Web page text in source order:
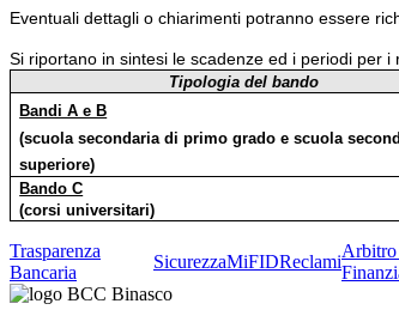
Eventuali dettagli o chiarimenti potranno essere
Si riportano in sintesi le scadenze ed i periodi per i
Tipologia del bando
Bandi A e B
(scuola secondaria di primo grado e scuola
superiore)
Bando C
(corsi universitari)
Trasparenza
Bancaria
SicurezzaMiFIDReclami
Arbitro